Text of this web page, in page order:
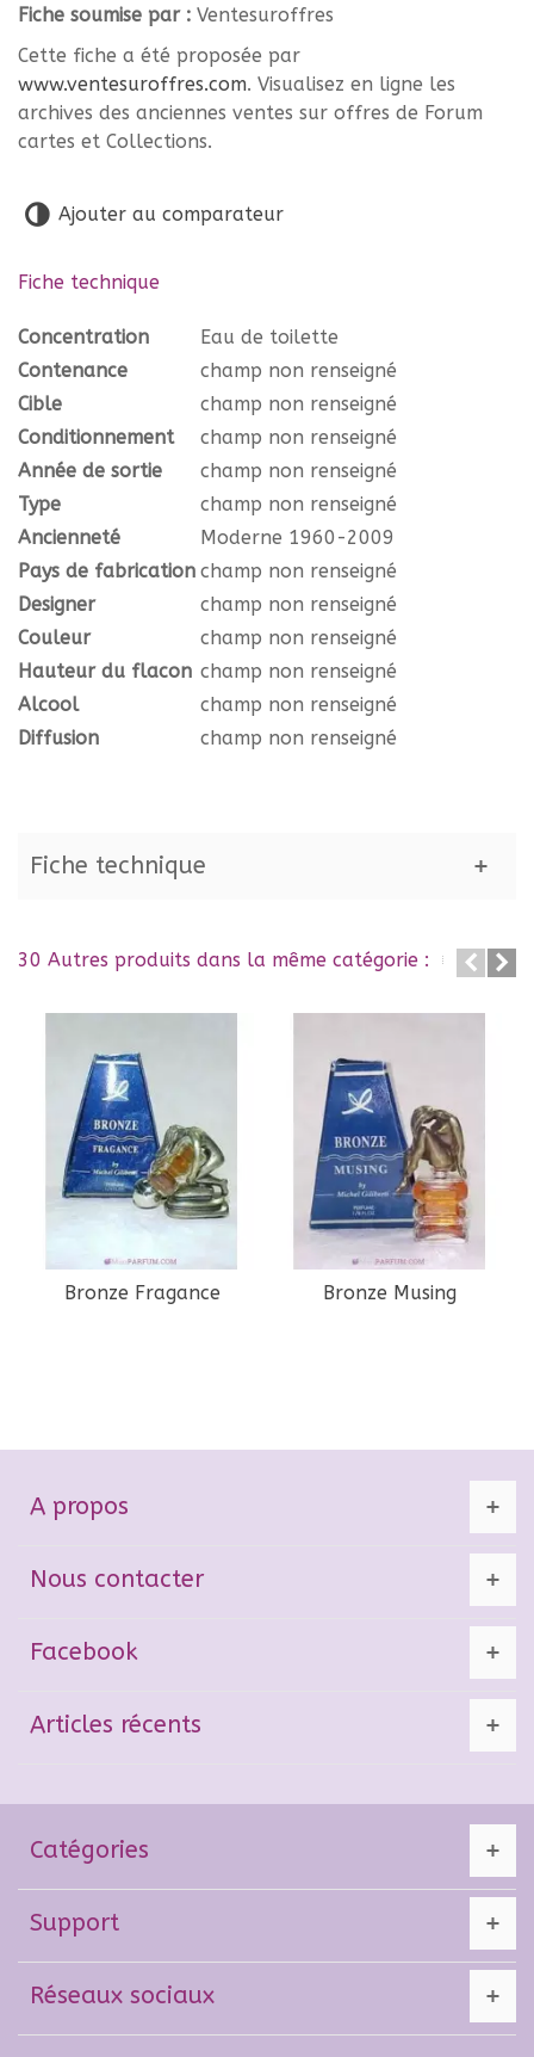
Fiche soumise par : Ventesuroffres
Cette fiche a été proposée par
www.ventesuroffres.com. Visualisez en ligne les
archives des anciennes ventes sur offres de Forum
cartes et Collections.
Ajouter au comparateur
Fiche technique
Concentration
Eau de toilette
Contenance
champ non renseigné
Cible
champ non renseigné
Conditionnement
champ non renseigné
Année de sortie
champ non renseigné
Type
champ non renseigné
Ancienneté
Moderne 1960-2009
Pays de fabrication champ non renseigné
Designer
champ non renseigné
Couleur
champ non renseigné
Hauteur du flacon champ non renseigné
Alcool
champ non renseigné
Diffusion
champ non renseigné
Fiche technique
30 Autres produits dans la même catégorie :
Bronze Fragance Bronze Musing
A propos
Nous contacter
Facebook
Articles récents
Catégories
Support
Réseaux sociaux